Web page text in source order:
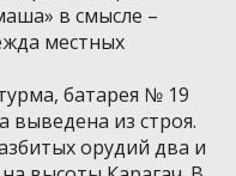
в смысле –
местных
батарея № 19
выведена из строя.
орудий два и